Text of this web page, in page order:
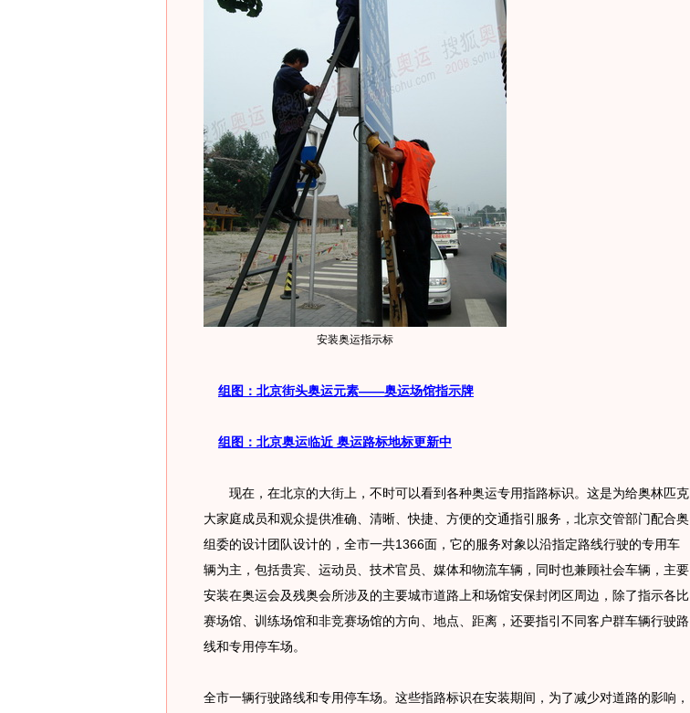
安装奥运指示标
组图：北京街头奥运元素——奥运场馆指示牌
组图：北京奥运临近 奥运路标地标更新中
现在，在北京的大街上，不时可以看到各种奥运专用指路标识。这是为给奥林匹克
大家庭成员和观众提供准确、清晰、快捷、方便的交通指引服务，北京交管部门配合奥
组委的设计团队设计的，全市一共1366面，它的服务对象以沿指定路线行驶的专用车
辆为主，包括贵宾、运动员、技术官员、媒体和物流车辆，同时也兼顾社会车辆，主要
安装在奥运会及残奥会所涉及的主要城市道路上和场馆安保封闭区周边，除了指示各比
赛场馆、训练场馆和非竞赛场馆的方向、地点、距离，还要指引不同客户群车辆行驶路
线和专用停车场。
全市一辆行驶路线和专用停车场。这些指路标识在安装期间，为了减少对道路的影响，